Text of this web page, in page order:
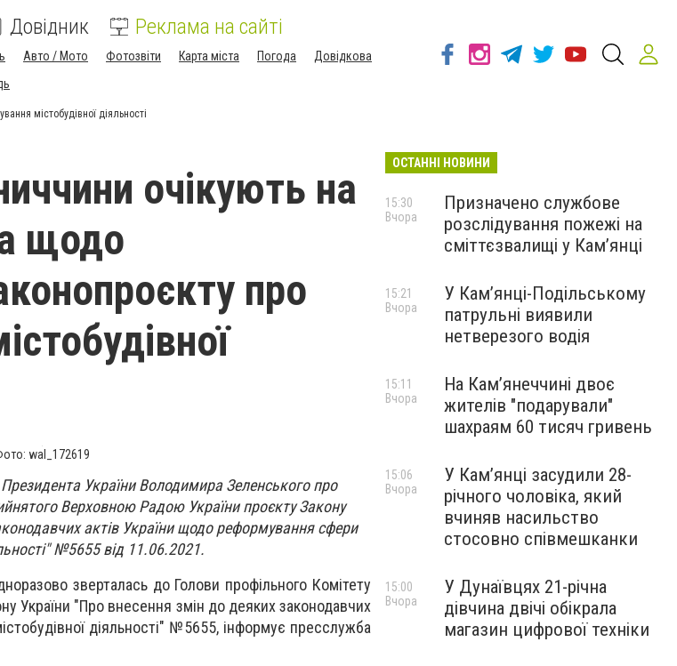
Довідник Реклама на сайті
Авто / Мото Фотозвіти Карта міста Погода
Довідкова
містобудівної діяльності
очікують на
щодо
про
wal_172619
Президента України Володимира Зеленського про
Верховною Радою України проєкту Закону
актів України щодо реформування сфери
№5655 від 11.06.2021.
зверталась до Голови профільного Комітету
України "Про внесення змін до деяких законодавчих
діяльності" №5655, інформує пресслужба
ОСТАННІ НОВИНИ
Призначено службове
розслідування пожежі на
сміттєзвалищі у Кам’янці
15:30
Вчора
У Кам’янці-Подільському
патрульні виявили
нетверезого водія
15:21
Вчора
На Камʼянеччині двоє
жителів "подарували"
шахраям 60 тисяч гривень
15:11
Вчора
У Камʼянці засудили 28-
річного чоловіка, який
вчиняв насильство
стосовно співмешканки
15:06
Вчора
У Дунаївцях 21-річна
дівчина двічі обікрала
магазин цифрової техніки
15:00
Вчора